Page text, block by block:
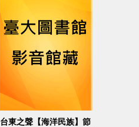
台東之聲【海洋民族】節